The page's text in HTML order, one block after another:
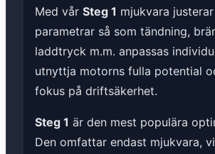
Med vår Steg 1 mjukvara
parametrar så som tändning,
laddtryck m.m. anpassas
utnyttja motorns fulla potential
fokus på driftsäkerhet.
Steg 1 är den mest populära
Den omfattar endast mjukvara,